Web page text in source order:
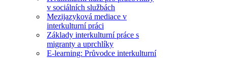
v sociálních službách
Mezijazyková mediace v
interkulturní práci
Základy interkulturní práce s
migranty a uprchlíky
E-learning: Průvodce interkulturní